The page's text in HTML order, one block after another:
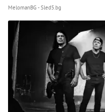
MelomanBG - Sled5.bg